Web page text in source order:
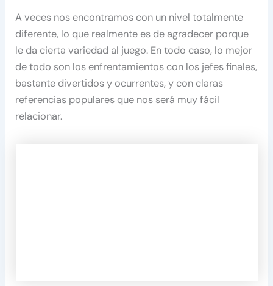
A veces nos encontramos con un nivel totalmente
diferente, lo que realmente es de agradecer porque
le da cierta variedad al juego. En todo caso, lo mejor
de todo son los enfrentamientos con los jefes finales,
bastante divertidos y ocurrentes, y con claras
referencias populares que nos será muy fácil
relacionar.